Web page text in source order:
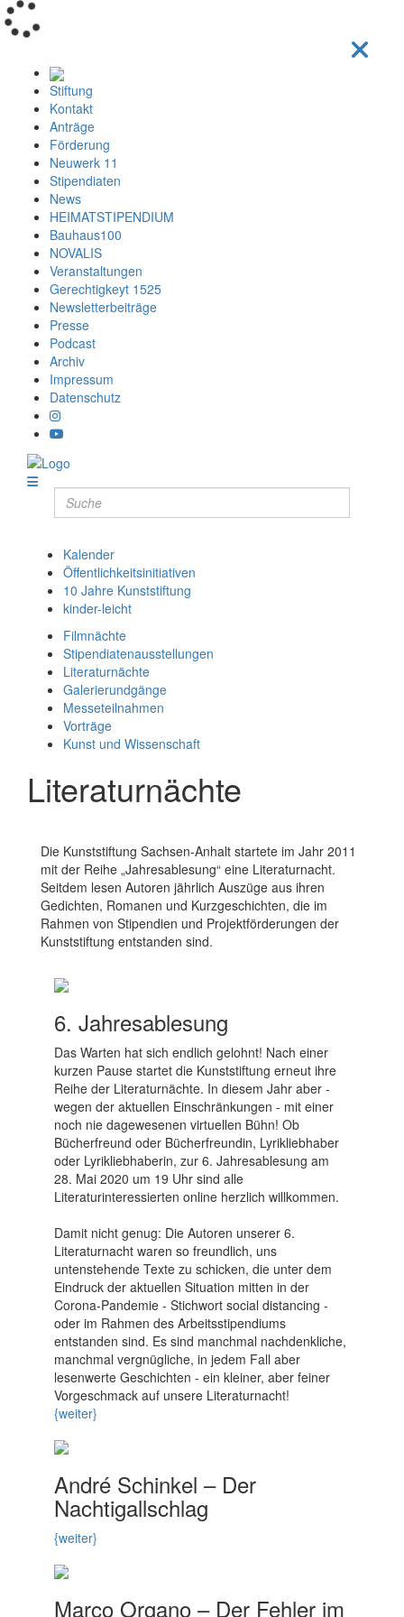
Stiftung
Kontakt
Anträge
Förderung
Neuwerk 11
Stipendiaten
News
HEIMATSTIPENDIUM
Bauhaus100
NOVALIS
Veranstaltungen
Gerechtigkeyt 1525
Newsletterbeiträge
Presse
Podcast
Archiv
Impressum
Datenschutz
Kalender
Öffentlichkeitsinitiativen
10 Jahre Kunststiftung
kinder-leicht
Filmnächte
Stipendiatenausstellungen
Literaturnächte
Galerierundgänge
Messeteilnahmen
Vorträge
Kunst und Wissenschaft
Literaturnächte
Die Kunststiftung Sachsen-Anhalt startete im Jahr 2011
mit der Reihe „Jahresablesung“ eine Literaturnacht.
Seitdem lesen Autoren jährlich Auszüge aus ihren
Gedichten, Romanen und Kurzgeschichten, die im
Rahmen von Stipendien und Projektförderungen der
Kunststiftung entstanden sind.
6. Jahresablesung
Das Warten hat sich endlich gelohnt! Nach einer
kurzen Pause startet die Kunststiftung erneut ihre
Reihe der Literaturnächte. In diesem Jahr aber -
wegen der aktuellen Einschränkungen - mit einer
noch nie dagewesenen virtuellen Bühn! Ob
Bücherfreund oder Bücherfreundin, Lyrikliebhaber
oder Lyrikliebhaberin, zur 6. Jahresablesung am
28. Mai 2020 um 19 Uhr sind alle
Literaturinteressierten online herzlich willkommen.
Damit nicht genug: Die Autoren unserer 6.
Literaturnacht waren so freundlich, uns
untenstehende Texte zu schicken, die unter dem
Eindruck der aktuellen Situation mitten in der
Corona-Pandemie - Stichwort social distancing -
oder im Rahmen des Arbeitsstipendiums
entstanden sind. Es sind manchmal nachdenkliche,
manchmal vergnügliche, in jedem Fall aber
lesenwerte Geschichten - ein kleiner, aber feiner
Vorgeschmack auf unsere Literaturnacht!
{weiter}
André Schinkel – Der
Nachtigallschlag
{weiter}
Marco Organo – Der Fehler im